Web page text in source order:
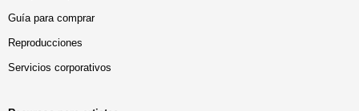
Guía para comprar
Reproducciones
Servicios corporativos